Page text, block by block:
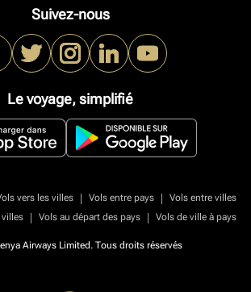
Suivez-nous
Le voyage, simplifié
vers les villes | Vols entre pays |
Vols entre villes
| Vols au départ des pays | Vols de ville à pays
Airways Limited. Tous droits réservés